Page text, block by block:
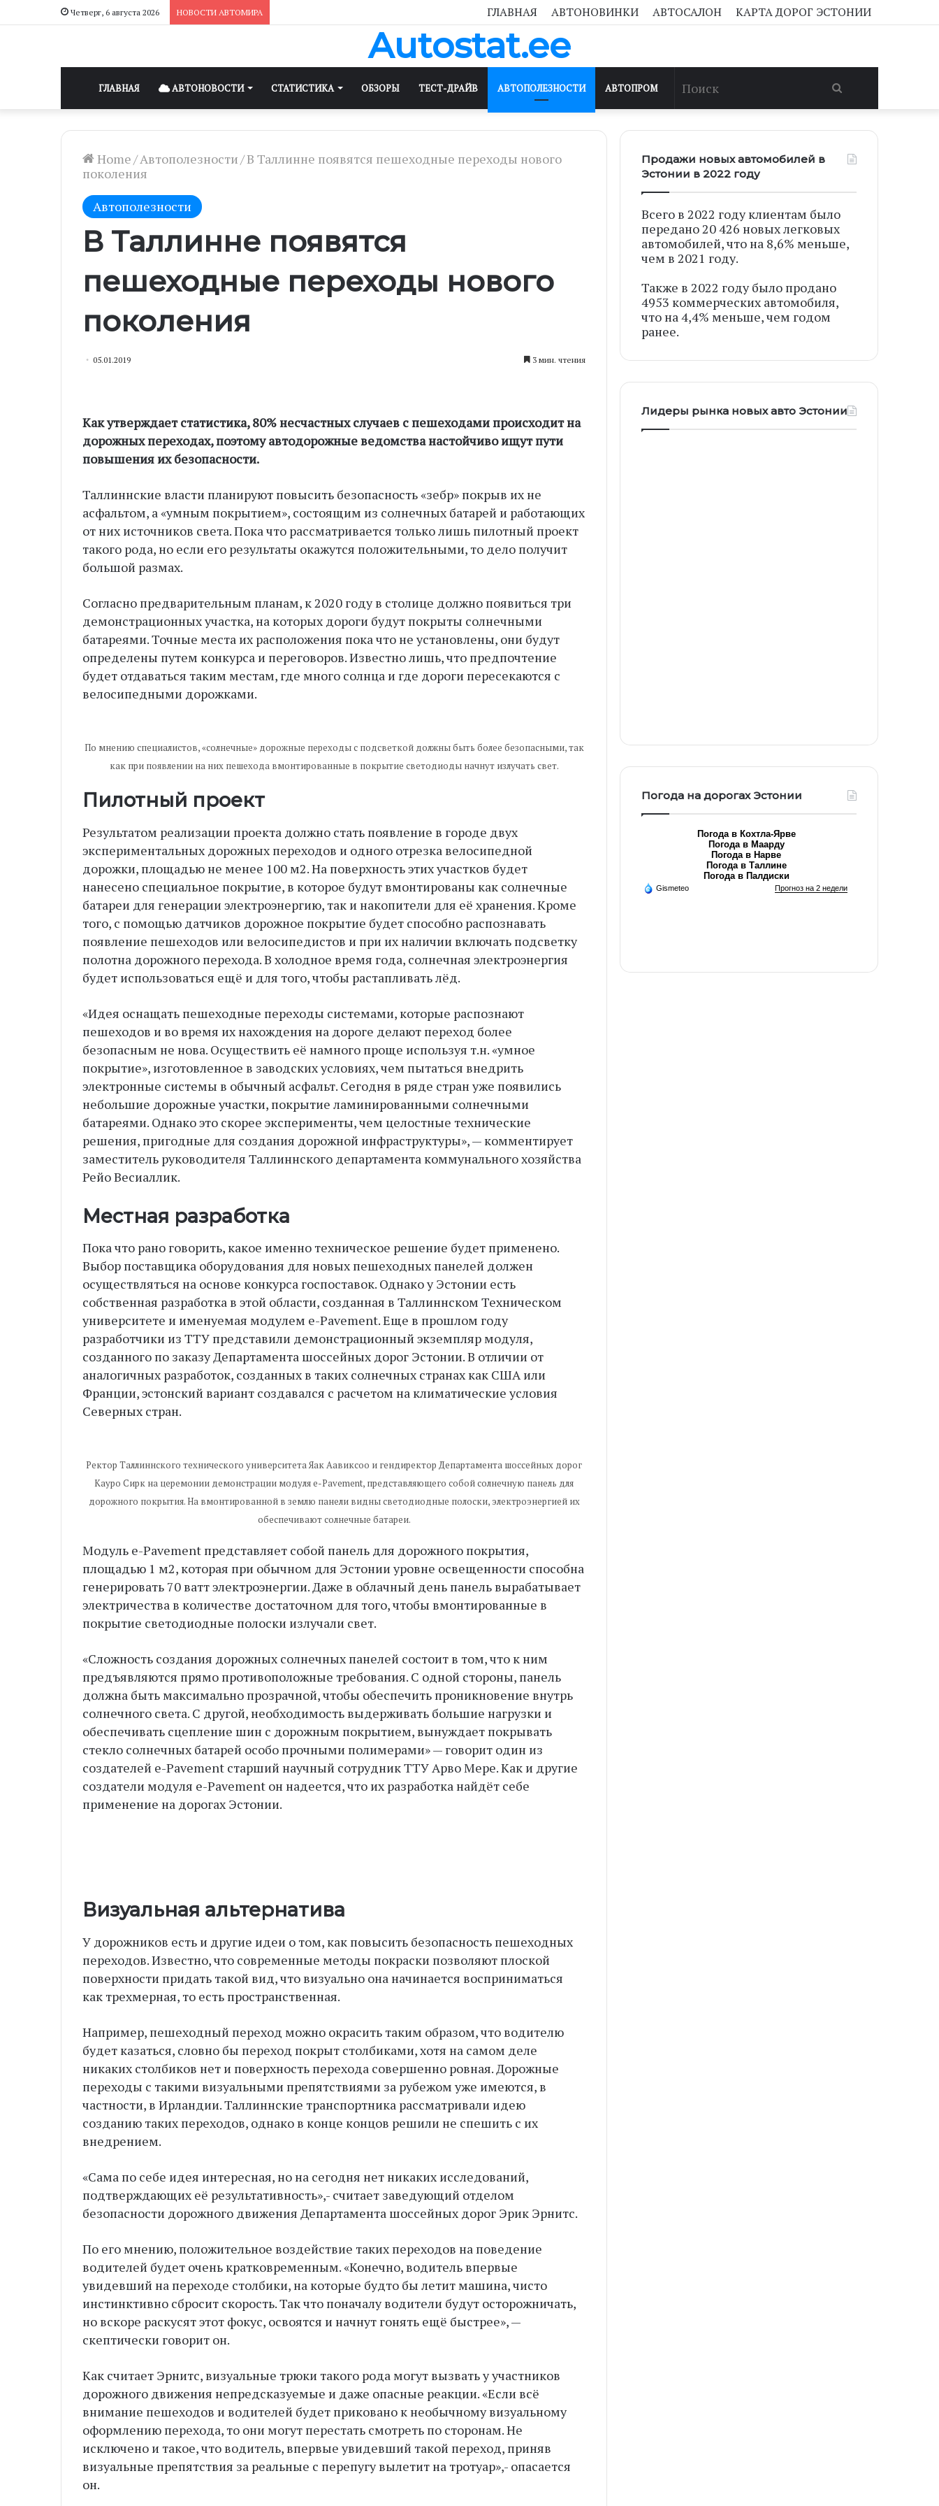
Четверг, 6 августа 2026 НОВОСТИ АВТОМИРА ГЛАВНАЯ АВТОНОВИНКИ АВТОСАЛОН КАРТА ДОРОГ ЭСТОНИИ
Autostat.ee
ГЛАВНАЯ АВТОНОВОСТИ СТАТИСТИКА ОБЗОРЫ ТЕСТ-ДРАЙВ АВТОПОЛЕЗНОСТИ АВТОПРОМ Поиск
Home/Автополезности/В Таллинне появятся пешеходные переходы нового
поколения
Автополезности
В Таллинне появятся
пешеходные переходы нового
поколения
05.01.2019 3 мин. чтения
Как утверждает статистика, 80% несчастных случаев с пешеходами происходит на
дорожных переходах, поэтому автодорожные ведомства настойчиво ищут пути
повышения их безопасности.
Таллиннские власти планируют повысить безопасность «зебр» покрыв их не
асфальтом, а «умным покрытием», состоящим из солнечных батарей и работающих
от них источников света. Пока что рассматривается только лишь пилотный проект
такого рода, но если его результаты окажутся положительными, то дело получит
большой размах.
Согласно предварительным планам, к 2020 году в столице должно появиться три
демонстрационных участка, на которых дороги будут покрыты солнечными
батареями. Точные места их расположения пока что не установлены, они будут
определены путем конкурса и переговоров. Известно лишь, что предпочтение
будет отдаваться таким местам, где много солнца и где дороги пересекаются с
велосипедными дорожками.
По мнению специалистов, «солнечные» дорожные переходы с подсветкой должны быть более безопасными, так
как при появлении на них пешехода вмонтированные в покрытие светодиоды начнут излучать свет.
Пилотный проект
Результатом реализации проекта должно стать появление в городе двух
экспериментальных дорожных переходов и одного отрезка велосипедной
дорожки, площадью не менее 100 м2. На поверхность этих участков будет
нанесено специальное покрытие, в которое будут вмонтированы как солнечные
батареи для генерации электроэнергию, так и накопители для её хранения. Кроме
того, с помощью датчиков дорожное покрытие будет способно распознавать
появление пешеходов или велосипедистов и при их наличии включать подсветку
полотна дорожного перехода. В холодное время года, солнечная электроэнергия
будет использоваться ещё и для того, чтобы растапливать лёд.
«Идея оснащать пешеходные переходы системами, которые распознают
пешеходов и во время их нахождения на дороге делают переход более
безопасным не нова. Осуществить её намного проще используя т.н. «умное
покрытие», изготовленное в заводских условиях, чем пытаться внедрить
электронные системы в обычный асфальт. Сегодня в ряде стран уже появились
небольшие дорожные участки, покрытие ламинированными солнечными
батареями. Однако это скорее эксперименты, чем целостные технические
решения, пригодные для создания дорожной инфраструктуры», — комментирует
заместитель руководителя Таллиннского департамента коммунального хозяйства
Рейо Весиаллик.
Местная разработка
Пока что рано говорить, какое именно техническое решение будет применено.
Выбор поставщика оборудования для новых пешеходных панелей должен
осуществляться на основе конкурса госпоставок. Однако у Эстонии есть
собственная разработка в этой области, созданная в Таллиннском Техническом
университете и именуемая модулем e-Pavement. Еще в прошлом году
разработчики из ТТУ представили демонстрационный экземпляр модуля,
созданного по заказу Департамента шоссейных дорог Эстонии. В отличии от
аналогичных разработок, созданных в таких солнечных странах как США или
Франции, эстонский вариант создавался с расчетом на климатические условия
Северных стран.
Ректор Таллиннского технического университета Яак Аавиксоо и гендиректор Департамента шоссейных дорог
Кауро Сирк на церемонии демонстрации модуля e-Pavement, представляющего собой солнечную панель для
дорожного покрытия. На вмонтированной в землю панели видны светодиодные полоски, электроэнергией их
обеспечивают солнечные батареи.
Модуль e-Pavement представляет собой панель для дорожного покрытия,
площадью 1 м2, которая при обычном для Эстонии уровне освещенности способна
генерировать 70 ватт электроэнергии. Даже в облачный день панель вырабатывает
электричества в количестве достаточном для того, чтобы вмонтированные в
покрытие светодиодные полоски излучали свет.
«Сложность создания дорожных солнечных панелей состоит в том, что к ним
предъявляются прямо противоположные требования. С одной стороны, панель
должна быть максимально прозрачной, чтобы обеспечить проникновение внутрь
солнечного света. С другой, необходимость выдерживать большие нагрузки и
обеспечивать сцепление шин с дорожным покрытием, вынуждает покрывать
стекло солнечных батарей особо прочными полимерами» — говорит один из
создателей e-Pavement старший научный сотрудник ТТУ Арво Мере. Как и другие
создатели модуля e-Pavement он надеется, что их разработка найдёт себе
применение на дорогах Эстонии.
Визуальная альтернатива
У дорожников есть и другие идеи о том, как повысить безопасность пешеходных
переходов. Известно, что современные методы покраски позволяют плоской
поверхности придать такой вид, что визуально она начинается восприниматься
как трехмерная, то есть пространственная.
Например, пешеходный переход можно окрасить таким образом, что водителю
будет казаться, словно бы переход покрыт столбиками, хотя на самом деле
никаких столбиков нет и поверхность перехода совершенно ровная. Дорожные
переходы с такими визуальными препятствиями за рубежом уже имеются, в
частности, в Ирландии. Таллиннские транспортника рассматривали идею
созданию таких переходов, однако в конце концов решили не спешить с их
внедрением.
«Сама по себе идея интересная, но на сегодня нет никаких исследований,
подтверждающих её результативность»,- считает заведующий отделом
безопасности дорожного движения Департамента шоссейных дорог Эрик Эрнитс.
По его мнению, положительное воздействие таких переходов на поведение
водителей будет очень кратковременным. «Конечно, водитель впервые
увидевший на переходе столбики, на которые будто бы летит машина, чисто
инстинктивно сбросит скорость. Так что поначалу водители будут осторожничать,
но вскоре раскусят этот фокус, освоятся и начнут гонять ещё быстрее», —
скептически говорит он.
Как считает Эрнитс, визуальные трюки такого рода могут вызвать у участников
дорожного движения непредсказуемые и даже опасные реакции. «Если всё
внимание пешеходов и водителей будет приковано к необычному визуальному
оформлению перехода, то они могут перестать смотреть по сторонам. Не
исключено и такое, что водитель, впервые увидевший такой переход, приняв
визуальные препятствия за реальные с перепугу вылетит на тротуар»,- опасается
он.
Продажи новых автомобилей в
Эстонии в 2022 году
Всего в 2022 году клиентам было
передано 20 426 новых легковых
автомобилей, что на 8,6% меньше,
чем в 2021 году.
Также в 2022 году было продано
4953 коммерческих автомобиля,
что на 4,4% меньше, чем годом
ранее.
Лидеры рынка новых авто Эстонии
Погода на дорогах Эстонии
Погода в Кохтла-Ярве
Погода в Маарду
Погода в Нарве
Погода в Таллине
Погода в Палдиски
Gismeteo Прогноз на 2 недели